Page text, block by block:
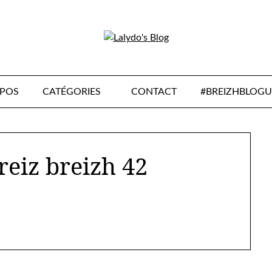
CATÉGORIES CONTACT
breizh 42